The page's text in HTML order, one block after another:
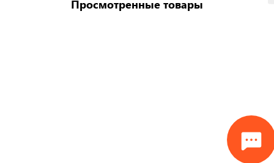
Просмотренные товары